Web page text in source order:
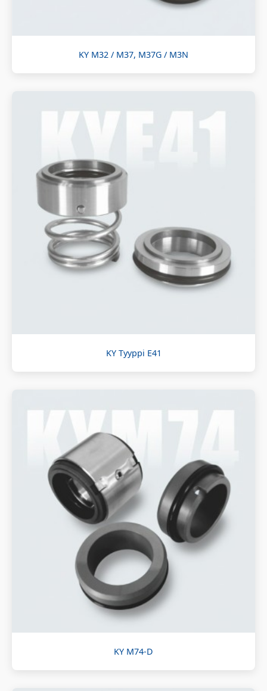
KY M32 / M37, M37G / M3N
KY Tyyppi E41
KY M74-D